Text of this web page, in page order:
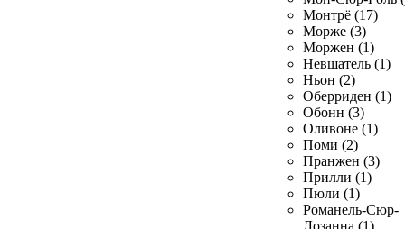
Монтрё (17)
Морже (3)
Моржен (1)
Невшатель (1)
Ньон (2)
Оберриден (1)
Обонн (3)
Оливоне (1)
Поми (2)
Пранжен (3)
Прилли (1)
Пюли (1)
Романель-Сюр-
Лозанна (1)